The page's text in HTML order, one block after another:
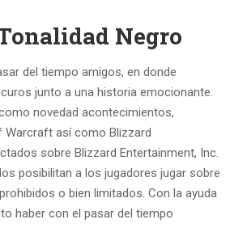
Negro
del tiempo amigos, en donde
junto a una historia emocionante.
novedad acontecimientos,
Warcraft así­ como Blizzard
sobre Blizzard Entertainment, Inc.
posibilitan a los jugadores jugar sobre
o bien limitados. Con la ayuda
haber con el pasar del tiempo